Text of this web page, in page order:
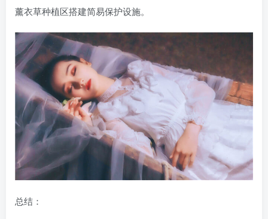
薰衣草种植区搭建简易保护设施。
总结：